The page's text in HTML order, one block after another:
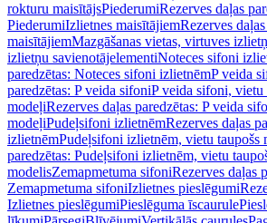
rokturu maisītājsPiederumiRezerves daļas
PiederumiIzlietnes maisītājiemRezerves
maisītājiemMazgāšanas vietas, virtuves
izlietņu savienotājelementiNoteces sifoni
paredzētas: Noteces sifoni izlietnēmP veida
paredzētas: P veida sifoniP veida sifoni, vietu
modeļiRezerves daļas paredzētas: P veida
modeļiPudeļsifoni izlietnēmRezerves daļas
izlietnēmPudeļsifoni izlietnēm, vietu taupošs
paredzētas: Pudeļsifoni izlietnēm, vietu
modelisZemapmetuma sifoniRezerves daļas
Zemapmetuma sifoniIzlietnes pieslēgumi
Izlietnes pieslēgumiPieslēguma īscaurule